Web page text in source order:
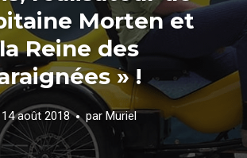
Morten et
la Reine des
» !
14 août 2018 par Muriel